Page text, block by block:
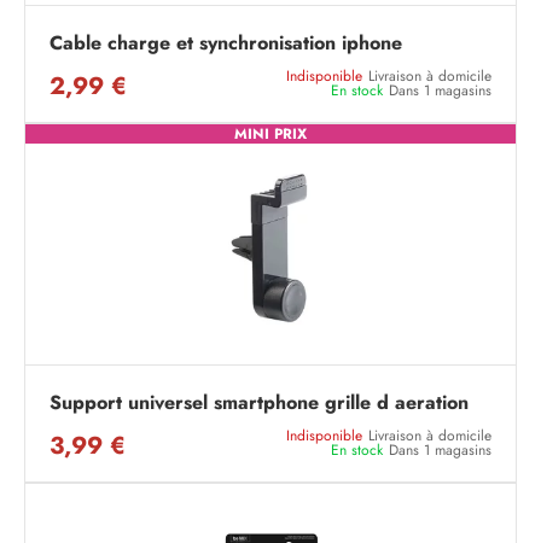
Cable charge et synchronisation iphone
2,99 € Indisponible Livraison à domicile
En stock Dans 1 magasins
MINI PRIX
Support universel smartphone grille d aeration
3,99 € Indisponible Livraison à domicile
En stock Dans 1 magasins